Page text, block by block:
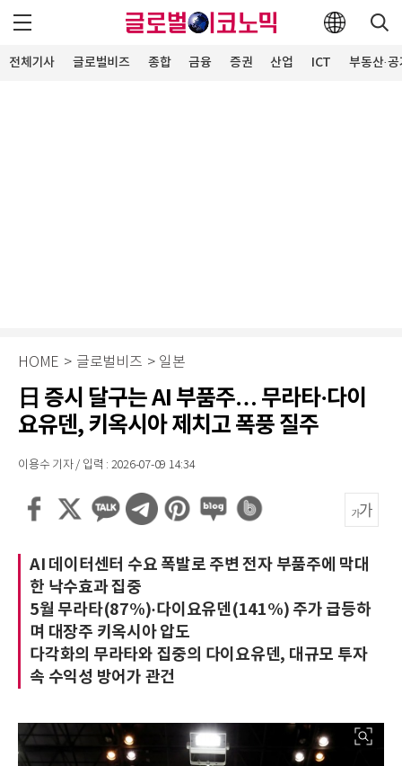
전체기사 글로벌비즈 종합 금융 증권 산업 ICT 부동산·
HOME > 글로벌비즈 > 일본
日 증시 달구는 AI 부품주… 무라타·다이
요유덴, 키옥시아 제치고 폭풍 질주
이용수 기자 / 입력 : 2026-07-09 14:34
AI 데이터센터 수요 폭발로 주변 전자 부품주에 막대
한 낙수효과 집중
5월 무라타(87%)·다이요유덴(141%) 주가 급등하
며 대장주 키옥시아 압도
다각화의 무라타와 집중의 다이요유덴, 대규모 투자
속 수익성 방어가 관건